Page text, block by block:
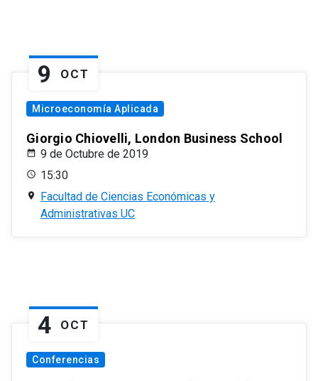
9 OCT
Microeconomía Aplicada
Giorgio Chiovelli, London Business School
9 de Octubre de 2019
15:30
Facultad de Ciencias Económicas y
Administrativas UC
4 OCT
Conferencias